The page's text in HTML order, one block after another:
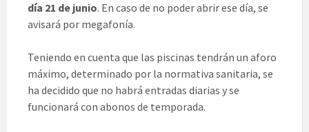
día 21 de junio. En caso de no poder abrir ese día, se
avisará por megafonía.
Teniendo en cuenta que las piscinas tendrán un aforo
máximo, determinado por la normativa sanitaria, se
ha decidido que no habrá entradas diarias y se
funcionará con abonos de temporada.